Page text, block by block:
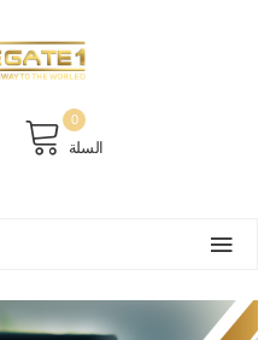
السلة
0